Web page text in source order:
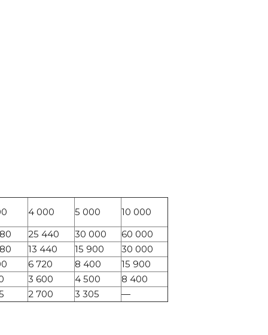
4 000 5 000
10 000
25 440 30 000
60 000
13 440 15 900
30 000
6 720 8 400
15 900
3 600 4 500
8 400
2 700 3 305 —